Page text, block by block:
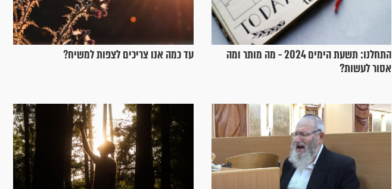
התחלנו: תשעת הימים 2024 - מה מותר ומה
אסור לעשות?
עד כמה אנו צריכים לצפות למשיח?